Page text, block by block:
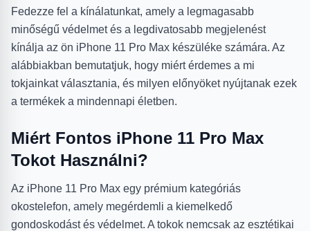
Fedezze fel a kínálatunkat, amely a legmagasabb
minőségű védelmet és a legdivatosabb megjelenést
kínálja az ön iPhone 11 Pro Max készüléke számára. Az
alábbiakban bemutatjuk, hogy miért érdemes a mi
tokjainkat választania, és milyen előnyöket nyújtanak ezek
a termékek a mindennapi életben.
Miért Fontos iPhone 11 Pro Max
Tokot Használni?
Az iPhone 11 Pro Max egy prémium kategóriás
okostelefon, amely megérdemli a kiemelkedő
gondoskodást és védelmet. A tokok nemcsak az esztétikai